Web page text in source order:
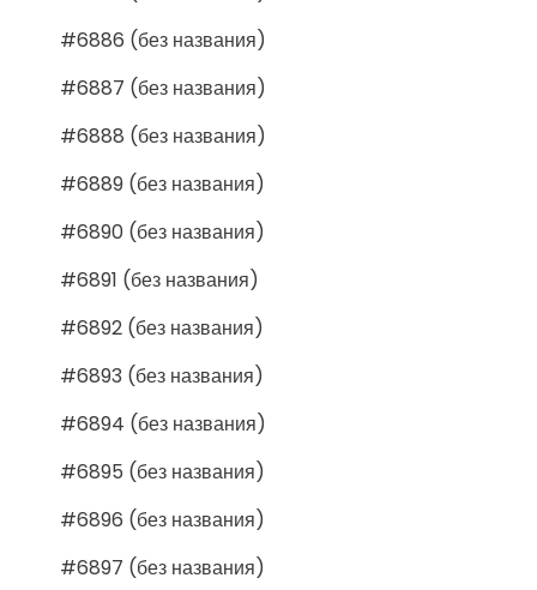
#6886 (без названия)
#6887 (без названия)
#6888 (без названия)
#6889 (без названия)
#6890 (без названия)
#6891 (без названия)
#6892 (без названия)
#6893 (без названия)
#6894 (без названия)
#6895 (без названия)
#6896 (без названия)
#6897 (без названия)